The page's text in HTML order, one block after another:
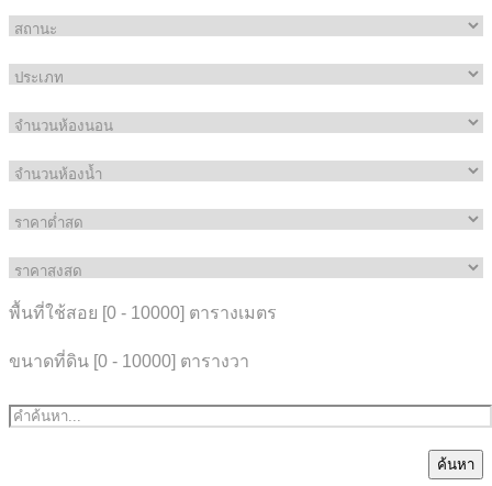
พื้นที่ใช้สอย [0 - 10000] ตารางเมตร
ขนาดที่ดิน [0 - 10000] ตารางวา
ค้นหา